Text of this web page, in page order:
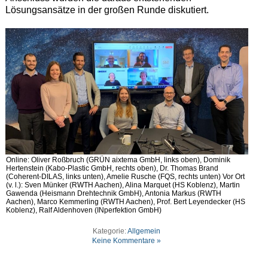
Lösungsansätze in der großen Runde diskutiert.
Online: Oliver Roßbruch (GRÜN aixtema GmbH, links oben), Dominik
Hertenstein (Kabo-Plastic GmbH, rechts oben), Dr. Thomas Brand
(Coherent-DILAS, links unten), Amelie Rusche (FQS, rechts unten) Vor Ort
(v. l.): Sven Münker (RWTH Aachen), Alina Marquet (HS Koblenz), Martin
Gawenda (Heismann Drehtechnik GmbH), Antonia Markus (RWTH
Aachen), Marco Kemmerling (RWTH Aachen), Prof. Bert Leyendecker (HS
Koblenz), Ralf Aldenhoven (INperfektion GmbH)
Kategorie:Allgemein
Keine Kommentare »